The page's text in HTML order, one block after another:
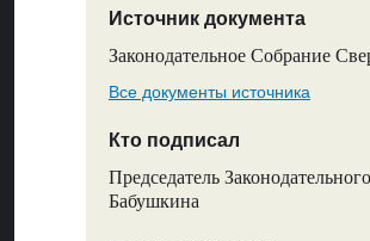
Источник документа
Законодательное Собрание
Все документы источника
Кто подписал
Председатель
Бабушкина